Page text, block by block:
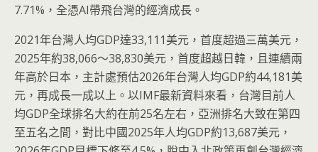
7.71%，全憑AI帶飛台灣的經濟成長。
2021年台灣人均GDP達33,111美元，首度超過三萬美元，
2025年約38,066～38,830美元，首度超越日韓，且連續兩
年高於日本，主計處預估2026年台灣人均GDP約44,181美
元，再成長一成以上。以IMF最新資料來看，台灣目前人
均GDP全球排名大約在前25名左右，亞洲排名大致在第四
至五名之間，對比中國2025年人均GDP約13,687美元，